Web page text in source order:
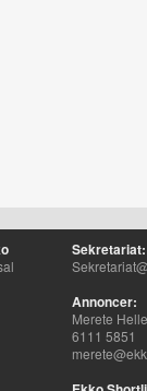
Sekretariat:
Annoncer:
Merete
6111 5851